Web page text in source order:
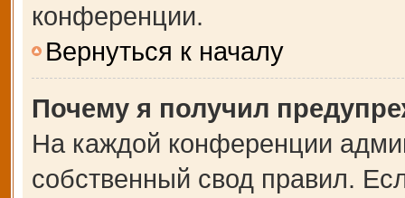
конференции.
Вернуться к началу
Почему я получил
На каждой конференции
собственный свод правил.